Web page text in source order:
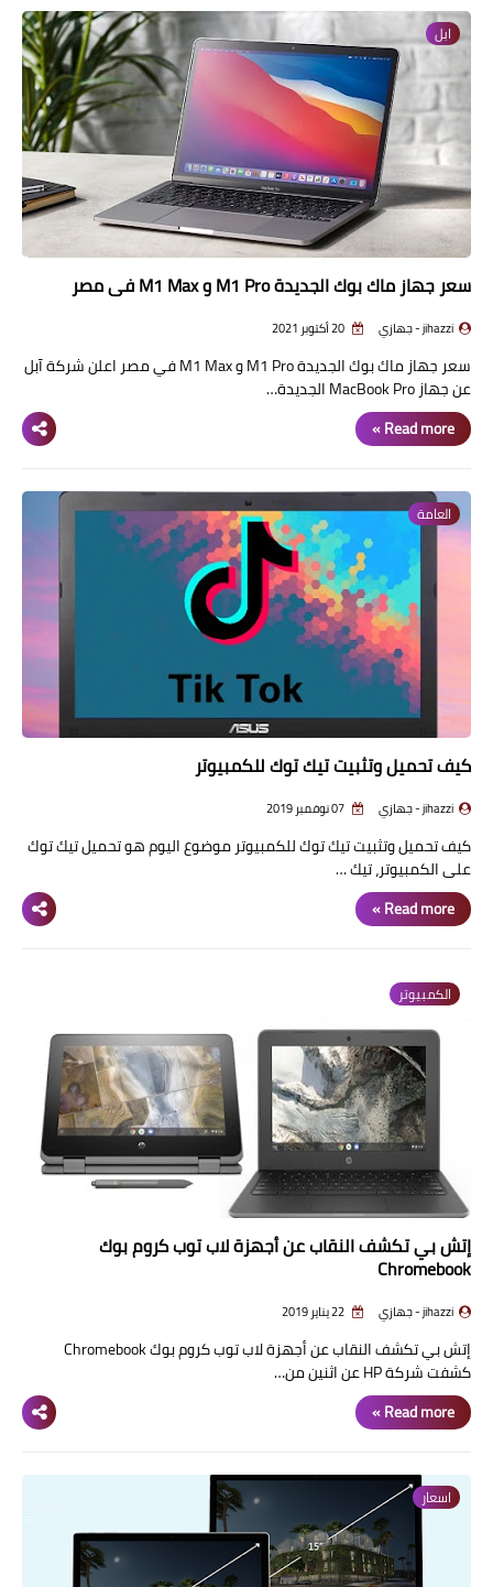
ابل
سعر جهاز ماك بوك الجديدة M1 Pro و M1 Max في مصر
jihazzi - جهازي
سعر جهاز ماك بوك الجديدة M1 Pro و M1 Max في مصر اعلن شركة آبل
عن جهاز MacBook Pro الجديدة…
Read more »
العامة
كيف تحميل وتثبيت تيك توك للكمبيوتر
jihazzi - جهازي
كيف تحميل وتثبيت تيك توك للكمبيوتر موضوع اليوم هو تحميل تيك توك
على الكمبيوتر، تيك …
Read more »
الكمبيوتر
إتش بي تكشف النقاب عن أجهزة لاب توب كروم بوك
Chromebook
jihazzi - جهازي
إتش بي تكشف النقاب عن أجهزة لاب توب كروم بوك Chromebook
كشفت شركة HP عن اثنين من…
Read more »
اسعار